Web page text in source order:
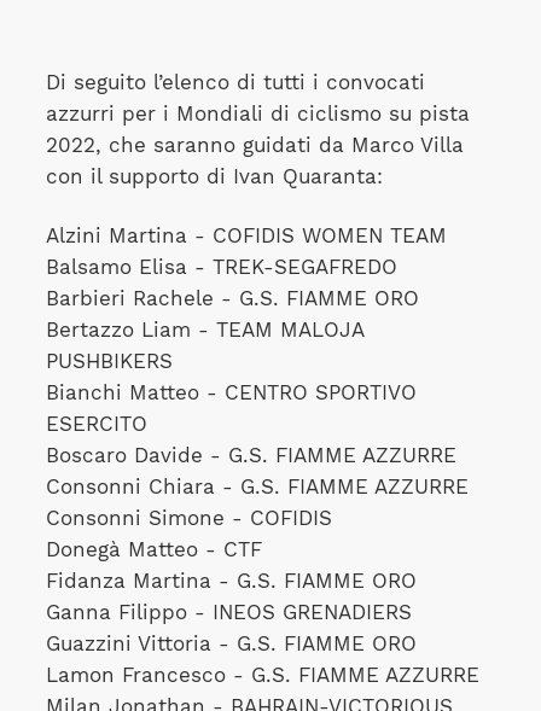
Di seguito l’elenco di tutti i convocati
azzurri per i Mondiali di ciclismo su pista
2022, che saranno guidati da Marco Villa
con il supporto di Ivan Quaranta:
Alzini Martina - COFIDIS WOMEN TEAM
Balsamo Elisa - TREK-SEGAFREDO
Barbieri Rachele - G.S. FIAMME ORO
Bertazzo Liam - TEAM MALOJA
PUSHBIKERS
Bianchi Matteo - CENTRO SPORTIVO
ESERCITO
Boscaro Davide - G.S. FIAMME AZZURRE
Consonni Chiara - G.S. FIAMME AZZURRE
Consonni Simone - COFIDIS
Donegà Matteo - CTF
Fidanza Martina - G.S. FIAMME ORO
Ganna Filippo - INEOS GRENADIERS
Guazzini Vittoria - G.S. FIAMME ORO
Lamon Francesco - G.S. FIAMME AZZURRE